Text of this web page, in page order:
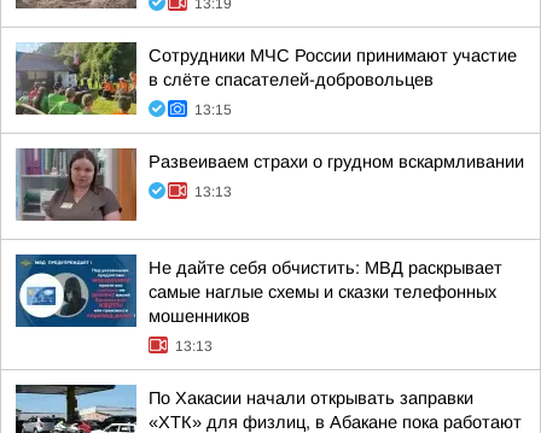
13:19
Сотрудники МЧС России принимают участие
в слёте спасателей-добровольцев
13:15
Развеиваем страхи о грудном вскармливании
13:13
Не дайте себя обчистить: МВД раскрывает
самые наглые схемы и сказки телефонных
мошенников
13:13
По Хакасии начали открывать заправки
«ХТК» для физлиц, в Абакане пока работают